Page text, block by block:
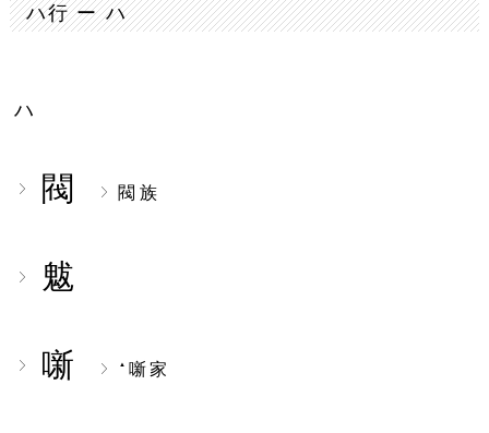
ハ行 ー ハ
ハ
閥 閥族
魃
噺 ▲噺家